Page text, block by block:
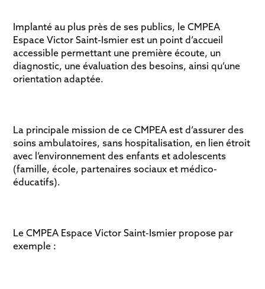
Implanté au plus près de ses publics, le CMPEA
Espace Victor Saint-Ismier est un point d’accueil
accessible permettant une première écoute, un
diagnostic, une évaluation des besoins, ainsi qu’une
orientation adaptée.
La principale mission de ce CMPEA est d’assurer des
soins ambulatoires, sans hospitalisation, en lien étroit
avec l’environnement des enfants et adolescents
(famille, école, partenaires sociaux et médico-
éducatifs).
Le CMPEA Espace Victor Saint-Ismier propose par
exemple :